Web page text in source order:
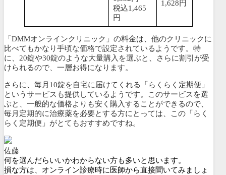
税込1,465
円
1,628円
「DMMオンラインクリニック」の料金は、他のクリニックに
比べてもかなり手頃な価格で設定されているようです。特
に、20錠や30錠のような大量購入を選ぶと、さらに割引が受
けられるので、一層お得になります。
さらに、毎月10錠を自宅に届けてくれる「 らくらく定期便 」
というサービスも提供しているようです。このサービスを選
ぶと、 一般的な価格よりも安く購入することができるので、
毎月定期的に治療薬を必要とする方にとっては、この「らく
らく定期便」がとてもおすすめですね。
佐藤
何を選んだらいいかわからない方も多いと思います。
損な方は、オンライン診療時に医師から直接聞いてみましょ